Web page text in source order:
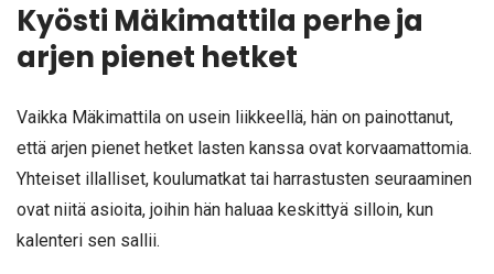
Kyösti Mäkimattila perhe ja
arjen pienet hetket
Vaikka Mäkimattila on usein liikkeellä, hän on painottanut,
että arjen pienet hetket lasten kanssa ovat korvaamattomia.
Yhteiset illalliset, koulumatkat tai harrastusten seuraaminen
ovat niitä asioita, joihin hän haluaa keskittyä silloin, kun
kalenteri sen sallii.